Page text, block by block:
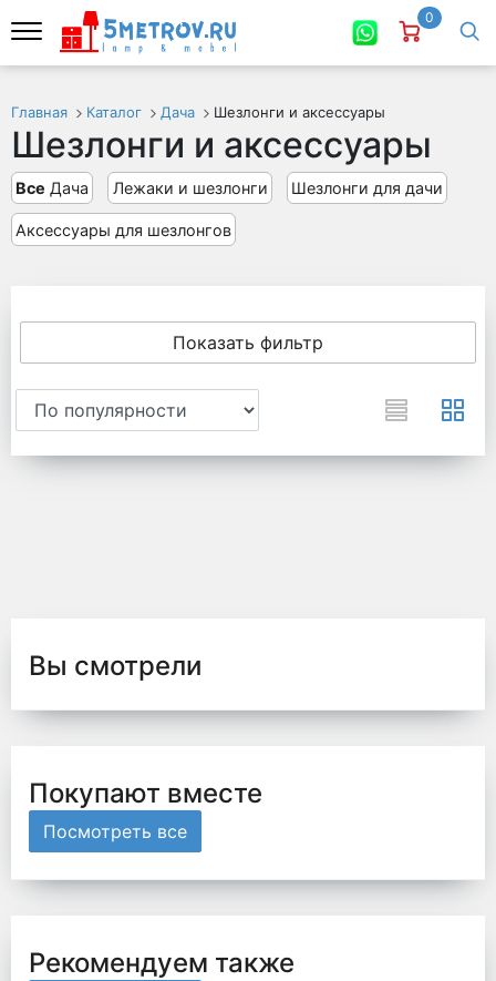
0
Главная Каталог Дача Шезлонги и аксессуары
Шезлонги и аксессуары
Все Дача Лежаки и шезлонги Шезлонги для дачи
Аксессуары для шезлонгов
Показать фильтр
Вы смотрели
Покупают вместе
Посмотреть все
Рекомендуем также